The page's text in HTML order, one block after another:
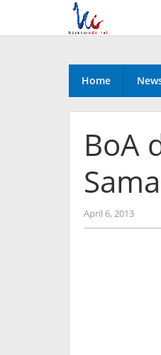
content
Home
BoA
April 6, 2013by